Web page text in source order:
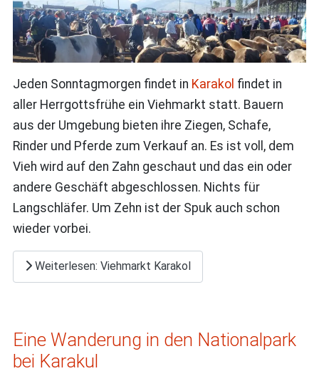
Jeden Sonntagmorgen findet in Karakol findet in
aller Herrgottsfrühe ein Viehmarkt statt. Bauern
aus der Umgebung bieten ihre Ziegen, Schafe,
Rinder und Pferde zum Verkauf an. Es ist voll, dem
Vieh wird auf den Zahn geschaut und das ein oder
andere Geschäft abgeschlossen. Nichts für
Langschläfer. Um Zehn ist der Spuk auch schon
wieder vorbei.
Weiterlesen: Viehmarkt Karakol
Eine Wanderung in den Nationalpark
bei Karakul